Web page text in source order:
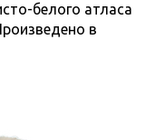
белого атласа
в